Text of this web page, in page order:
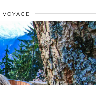
VOYAGE